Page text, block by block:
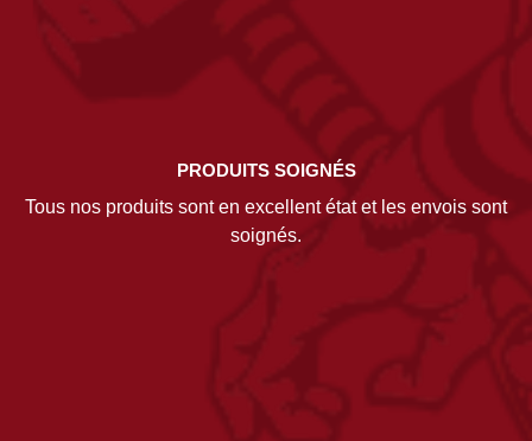
PRODUITS SOIGNÉS
Tous nos produits sont en excellent état et les envois sont
soignés.